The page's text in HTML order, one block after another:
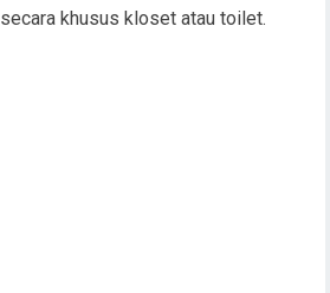
khusus kloset atau toilet.